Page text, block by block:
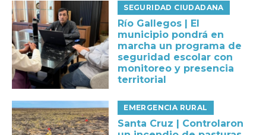
SEGURIDAD CIUDADANA
Río Gallegos | El
municipio pondrá en
marcha un programa de
seguridad escolar con
monitoreo y presencia
territorial
EMERGENCIA RURAL
Santa Cruz | Controlaron